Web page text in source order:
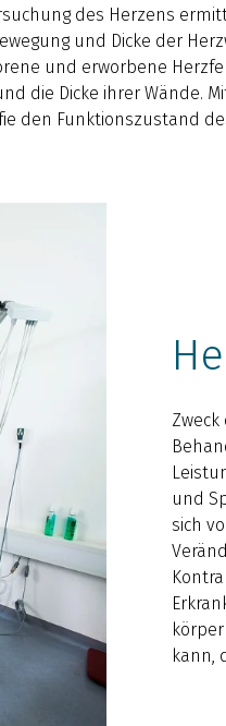
des Herzens
und Dicke der
und erworbene
die Dicke ihrer Wände.
den Funktionszustand
und
sich
kann,